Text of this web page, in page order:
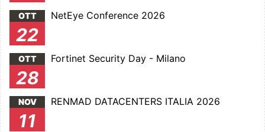
OTT
22
NetEye Conference 2026
OTT
28
Fortinet Security Day - Milano
NOV
11
RENMAD DATACENTERS ITALIA 2026